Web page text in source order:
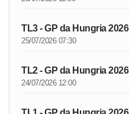
TL3 - GP da Hungria 2026
25/07/2026 07:30
TL2 - GP da Hungria 2026
24/07/2026 12:00